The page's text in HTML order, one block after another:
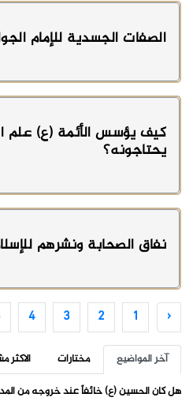
الصفات الجسدية للإمام
كيف يؤسس الأئمة (ع) علم
يحتاجونه؟
نفاق الصحابة ونشرهم
‹
1
2
3
4
آخر المواضيع مختارات
الاكثر
هل كان الحسين (ع) خائفاً عند خروجه من